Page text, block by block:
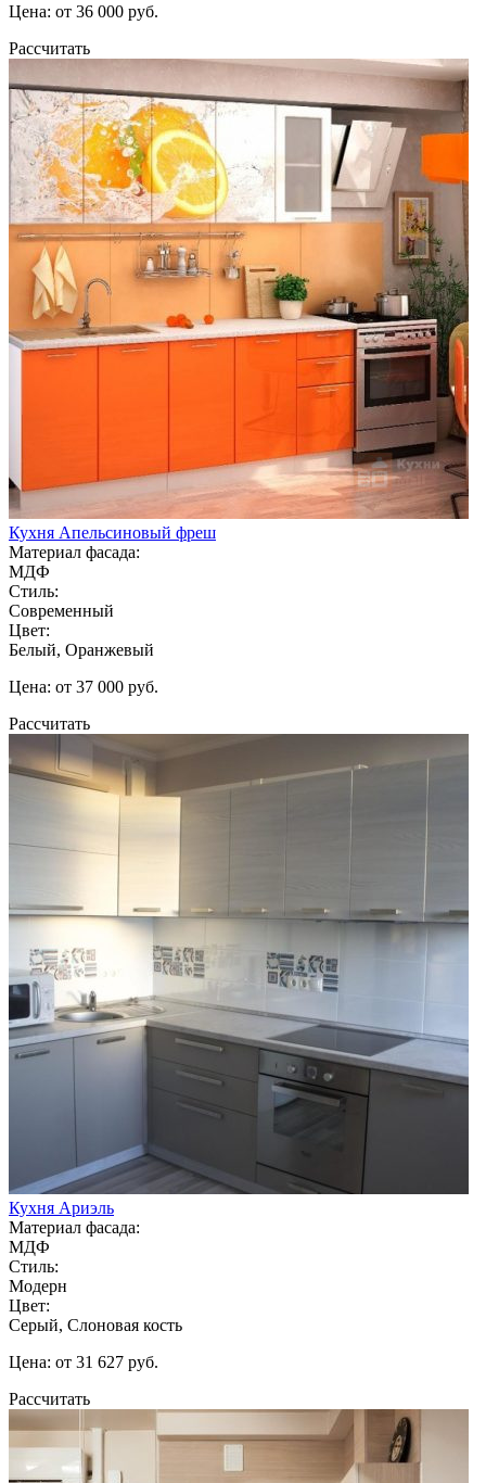
Цена: от 36 000 руб.
Рассчитать
Кухня Апельсиновый фреш
Материал фасада:
МДФ
Стиль:
Современный
Цвет:
Белый, Оранжевый
Цена: от 37 000 руб.
Рассчитать
Кухня Ариэль
Материал фасада:
МДФ
Стиль:
Модерн
Цвет:
Серый, Слоновая кость
Цена: от 31 627 руб.
Рассчитать